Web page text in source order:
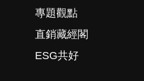
專題觀點
直銷藏經閣
ESG共好